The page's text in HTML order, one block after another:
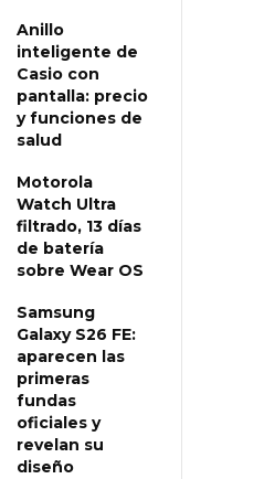
Anillo
inteligente de
Casio con
pantalla: precio
y funciones de
salud
Motorola
Watch Ultra
filtrado, 13 días
de batería
sobre Wear OS
Samsung
Galaxy S26 FE:
aparecen las
primeras
fundas
oficiales y
revelan su
diseño